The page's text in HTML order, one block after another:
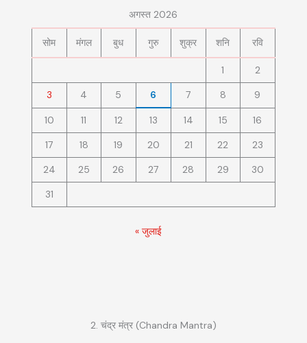
अगस्त 2026
सोम मंगल बुध गुरु शुक्र शनि रवि
1
2
3
4 5 6 7 8 9
10 11 12 13 14 15
16
17
18 19 20 21 22
23
24
25 26 27 28 29
30
31
« जुलाई
2. चंद्र मंत्र (Chandra Mantra)